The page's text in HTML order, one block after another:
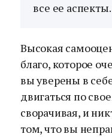
все ее
Высокая
благо, которое
вы уверены в
двигаться по
сворачивая, и
том, что вы